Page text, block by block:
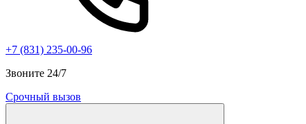
+7 (831) 235-00-96
Звоните 24/7
Срочный вызов